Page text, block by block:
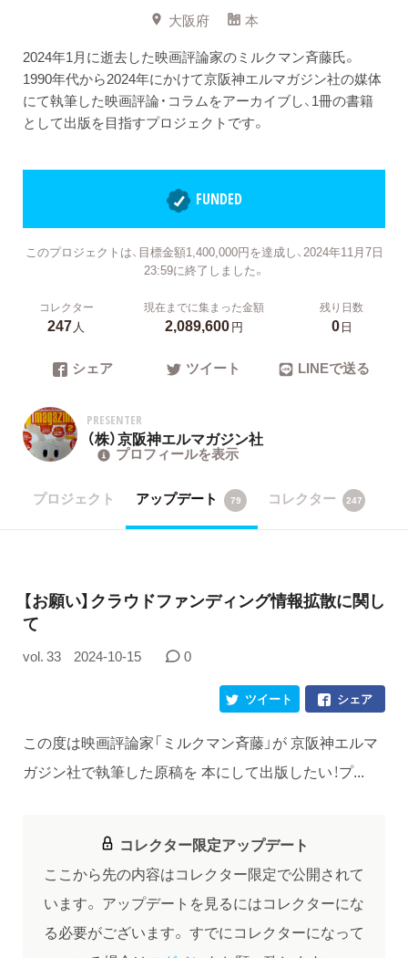
大阪府
本
2024年1月に逝去した映画評論家のミルクマン斉藤氏。
1990年代から2024年にかけて京阪神エルマガジン社の媒体
にて執筆した映画評論・コラムをアーカイブし、1冊の書籍
として出版を目指すプロジェクトです。
FUNDED
このプロジェクトは、目標金額1,400,000円を達成し、2024年11月7日
23:59に終了しました。
コレクター
247人
現在までに集まった金額
2,089,600円
残り日数
0日
シェア ツイート LINEで送る
PRESENTER
（株）京阪神エルマガジン社
プロフィールを表示
プロジェクト アップデート 79 コレクター 247
【お願い】クラウドファンディング情報拡散に関し
て
vol. 33 2024-10-15 0
シェア
ツイート
この度は映画評論家「ミルクマン斉藤」が 京阪神エルマ
ガジン社で執筆した原稿を 本にして出版したい！プ...
コレクター限定アップデート
ここから先の内容はコレクター限定で公開されて
います。 アップデートを見るにはコレクターにな
る必要がございます。 すでにコレクターになって